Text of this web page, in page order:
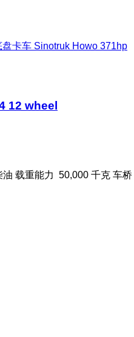
盘卡车 Sinotruk Howo 371hp
12 wheel
油 载重能力 50,000 千克 车桥